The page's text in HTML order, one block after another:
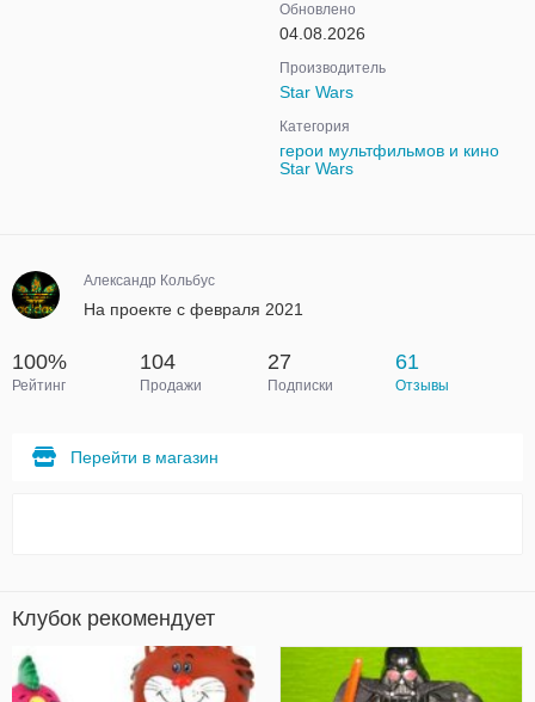
Обновлено
04.08.2026
Производитель
Star Wars
Категория
герои мультфильмов и кино
Star Wars
Александр Кольбус
На проекте с февраля 2021
100%
Рейтинг
104
Продажи
27
Подписки
61
Отзывы
Перейти в магазин
Клубок рекомендует